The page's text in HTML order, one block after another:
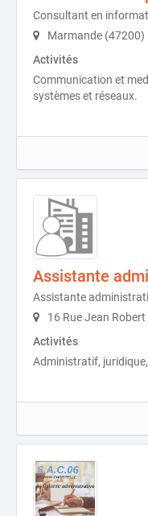
Consultant en
Marmande (47200)
Activités
Communication et
systèmes et réseaux.
Assistante
Assistante
16 Rue Jean
Activités
Administratif,